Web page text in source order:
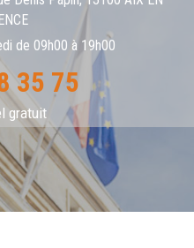
de 09h00 à 19h00
35 75
gratuit